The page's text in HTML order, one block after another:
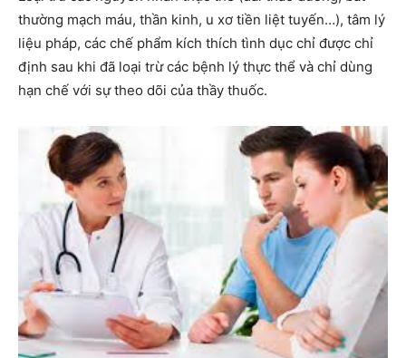
thường mạch máu, thần kinh, u xơ tiền liệt tuyến…), tâm lý
liệu pháp, các chế phẩm kích thích tình dục chỉ được chỉ
định sau khi đã loại trừ các bệnh lý thực thể và chỉ dùng
hạn chế với sự theo dõi của thầy thuốc.